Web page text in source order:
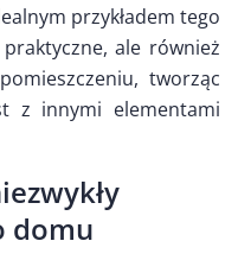
przykładem tego
ale również
tworząc
z innymi elementami
domu